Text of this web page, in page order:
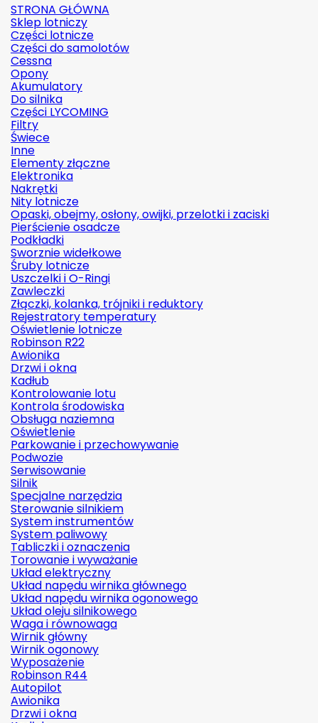
STRONA GŁÓWNA
Sklep lotniczy
Części lotnicze
Części do samolotów
Cessna
Opony
Akumulatory
Do silnika
Części LYCOMING
Filtry
Świece
Inne
Elementy złączne
Elektronika
Nakrętki
Nity lotnicze
Opaski, obejmy, osłony, owijki, przelotki i zaciski
Pierścienie osadcze
Podkładki
Sworznie widełkowe
Śruby lotnicze
Uszczelki i O-Ringi
Zawleczki
Złączki, kolanka, trójniki i reduktory
Rejestratory temperatury
Oświetlenie lotnicze
Robinson R22
Awionika
Drzwi i okna
Kadłub
Kontrolowanie lotu
Kontrola środowiska
Obsługa naziemna
Oświetlenie
Parkowanie i przechowywanie
Podwozie
Serwisowanie
Silnik
Specjalne narzędzia
Sterowanie silnikiem
System instrumentów
System paliwowy
Tabliczki i oznaczenia
Torowanie i wyważanie
Układ elektryczny
Układ napędu wirnika głównego
Układ napędu wirnika ogonowego
Układ oleju silnikowego
Waga i równowaga
Wirnik główny
Wirnik ogonowy
Wyposażenie
Robinson R44
Autopilot
Awionika
Drzwi i okna